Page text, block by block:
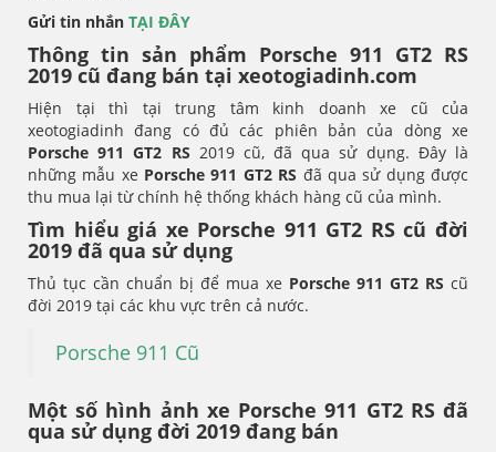
Gửi tin nhắn TẠI ĐÂY
Thông tin sản phẩm Porsche 911 GT2 RS
2019 cũ đang bán tại xeotogiadinh.com
Hiện tại thì tại trung tâm kinh doanh xe cũ của
xeotogiadinh đang có đủ các phiên bản của dòng xe
Porsche 911 GT2 RS 2019 cũ, đã qua sử dụng. Đây là
những mẫu xe Porsche 911 GT2 RS đã qua sử dụng được
thu mua lại từ chính hệ thống khách hàng cũ của mình.
Tìm hiểu giá xe Porsche 911 GT2 RS cũ đời
2019 đã qua sử dụng
Thủ tục cần chuẩn bị để mua xe Porsche 911 GT2 RS cũ
đời 2019 tại các khu vực trên cả nước.
Porsche 911 Cũ
Một số hình ảnh xe Porsche 911 GT2 RS đã
qua sử dụng đời 2019 đang bán